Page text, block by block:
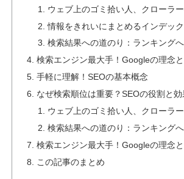
ウェブ上のゴミ拾い人、クローラ
情報をきれいにまとめるインデッ
検索結果への道のり：ランキング
検索エンジン最大手！Googleの理念
手軽に理解！SEOの基本概念
なぜ検索順位は重要？SEOの役割と効
ウェブ上のゴミ拾い人、クローラ
検索結果への道のり：ランキング
検索エンジン最大手！Googleの理念
この記事のまとめ